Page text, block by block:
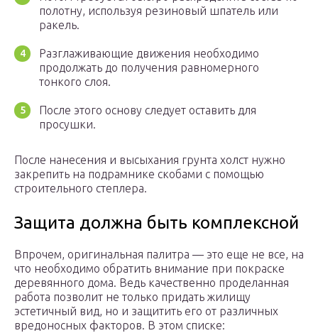
полотну, используя резиновый шпатель или
ракель.
Разглаживающие движения необходимо
продолжать до получения равномерного
тонкого слоя.
После этого основу следует оставить для
просушки.
После нанесения и высыхания грунта холст нужно
закрепить на подрамнике скобами с помощью
строительного степлера.
Защита должна быть комплексной
Впрочем, оригинальная палитра — это еще не все, на
что необходимо обратить внимание при покраске
деревянного дома. Ведь качественно проделанная
работа позволит не только придать жилищу
эстетичный вид, но и защитить его от различных
вредоносных факторов. В этом списке: